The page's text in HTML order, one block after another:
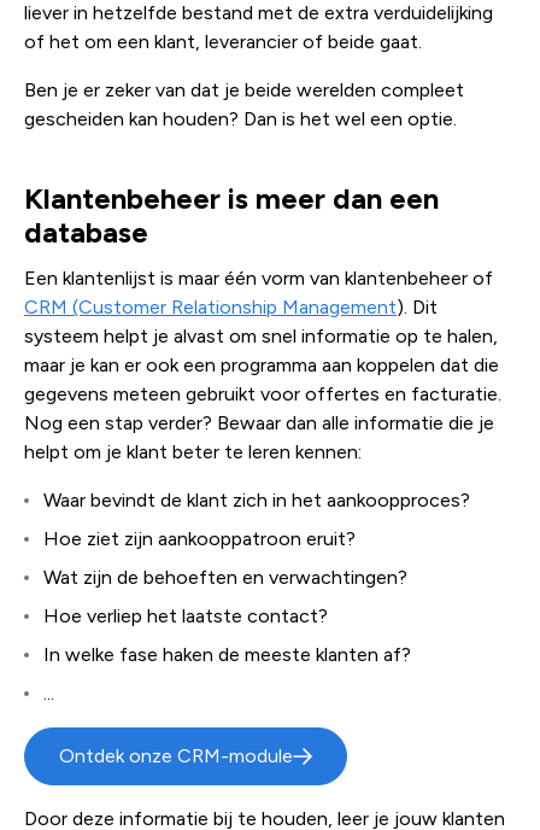
liever in hetzelfde bestand met de extra verduidelijking
of het om een klant, leverancier of beide gaat.
Ben je er zeker van dat je beide werelden compleet
gescheiden kan houden? Dan is het wel een optie.
Klantenbeheer is meer dan een
database
Een klantenlijst is maar één vorm van klantenbeheer of
CRM (Customer Relationship Management). Dit
systeem helpt je alvast om snel informatie op te halen,
maar je kan er ook een programma aan koppelen dat die
gegevens meteen gebruikt voor offertes en facturatie.
Nog een stap verder? Bewaar dan alle informatie die je
helpt om je klant beter te leren kennen:
Waar bevindt de klant zich in het aankoopproces?
Hoe ziet zijn aankooppatroon eruit?
Wat zijn de behoeften en verwachtingen?
Hoe verliep het laatste contact?
In welke fase haken de meeste klanten af?
...
Ontdek onze CRM-module
Door deze informatie bij te houden, leer je jouw klanten